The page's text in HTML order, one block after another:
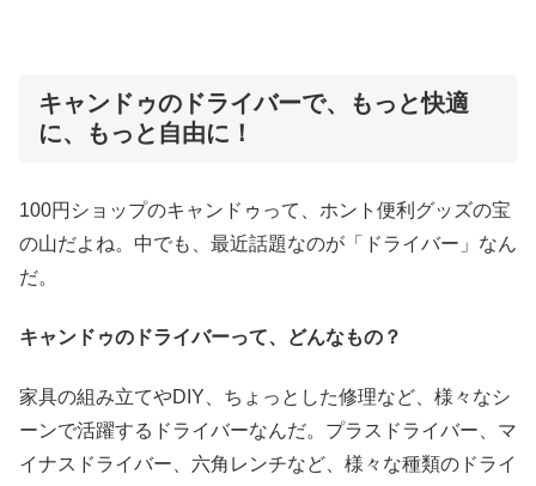
キャンドゥのドライバーで、もっと快適
に、もっと自由に！
100円ショップのキャンドゥって、ホント便利グッズの宝
の山だよね。中でも、最近話題なのが「ドライバー」なん
だ。
キャンドゥのドライバーって、どんなもの？
家具の組み立てやDIY、ちょっとした修理など、様々なシ
ーンで活躍するドライバーなんだ。プラスドライバー、マ
イナスドライバー、六角レンチなど、様々な種類のドライ